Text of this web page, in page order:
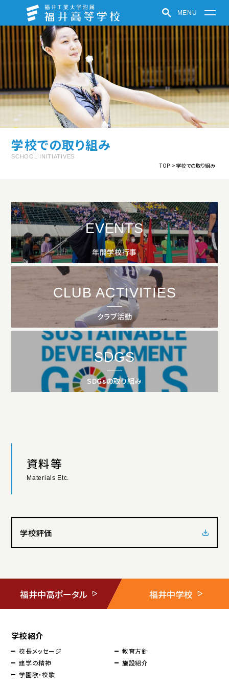
MENU
福井高等学校
学校紹介
学びの特色
学校での取り組み
クラブ活動
受験生の方へ
在学生・保護者の方へ
パンフレット
福井中高ポータルサイト
学校紹介動画
アクセス プライバシーポリシー
サイトマップ
いじめ防止基本方針
ご寄付について
お問い合わせ
学校での取り組み
SCHOOL INITIATIVES
TOP 学校での取り組み
EVENTS
年間学校行事
CLUB ACTIVITIES
クラブ活動
SDGS
SDGsの取り組み
資料等
Materials Etc.
学校評価
福井中高ポータル 福井中学校
学校紹介
校長メッセージ
教育方針
建学の精神
施設紹介
学園歌・校歌